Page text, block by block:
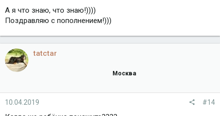
А я что знаю, что знаю!))))
Поздравляю с пополнением!)))
tatctar
Москва
10.04.2019 #14